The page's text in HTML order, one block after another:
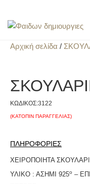
Αρχική σελίδα /
ΚΩΔΙΚΟΣ:3122
(ΚΑΤΟΠΙΝ ΠΑΡΑΓΓΕΛΙΑΣ)
ΠΛΗΡΟΦΟΡΙΕΣ
ΧΕΙΡΟΠΟΙΗΤΑ
ΥΛΙΚΟ : ΑΣΗΜΙ 925ο –